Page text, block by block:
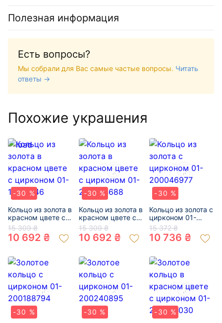
Полезная информация
Есть вопросы?
Мы собрали для Вас самые частые вопросы. Читать
ответы →
Похожие украшения
-30 %
Кольцо из золота в
красном цвете с
цирконом 01-
19173346
15 309 ₴
10 692 ₴
-30 %
Кольцо из золота в
красном цвете с
цирконом 01-
200224688
15 309 ₴
10 692 ₴
-30 %
Кольцо из золота с
цирконом 01-
200046977
15 372 ₴
10 736 ₴
-30 %
-30 %
-30 %